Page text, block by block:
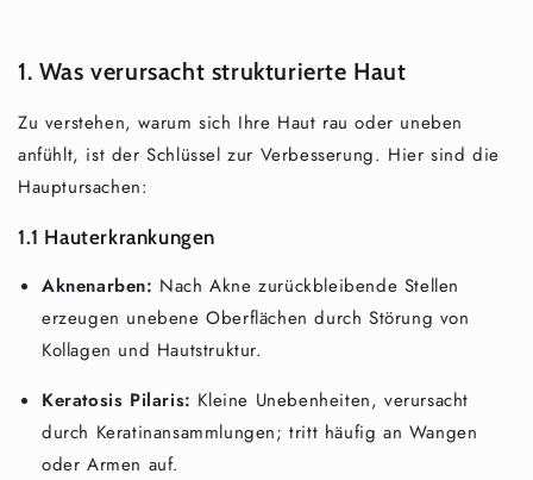
1. Was verursacht strukturierte Haut
Zu verstehen, warum sich Ihre Haut rau oder uneben
anfühlt, ist der Schlüssel zur Verbesserung. Hier sind die
Hauptursachen:
1.1 Hauterkrankungen
Aknenarben: Nach Akne zurückbleibende Stellen
erzeugen unebene Oberflächen durch Störung von
Kollagen und Hautstruktur.
Keratosis Pilaris: Kleine Unebenheiten, verursacht
durch Keratinansammlungen; tritt häufig an Wangen
oder Armen auf.